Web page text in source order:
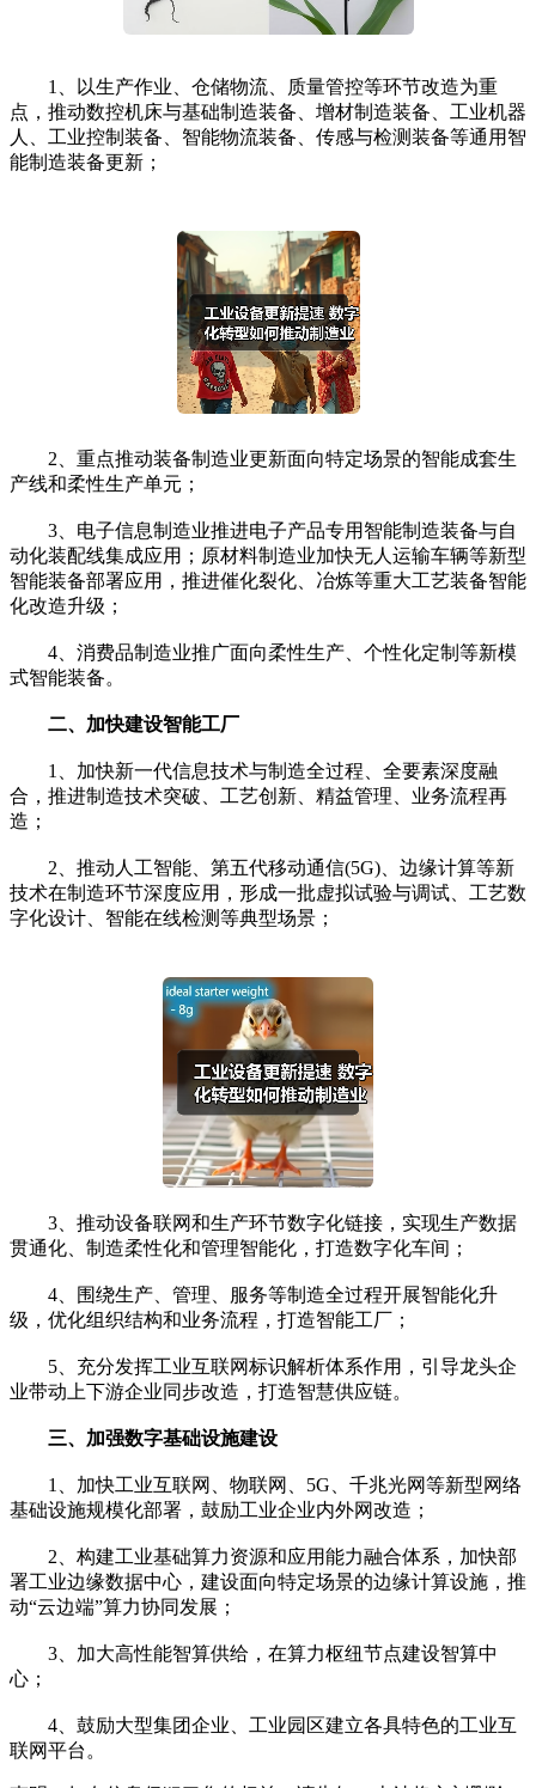
1、以生产作业、仓储物流、质量管控等环节改造为重
点，推动数控机床与基础制造装备、增材制造装备、工业机器
人、工业控制装备、智能物流装备、传感与检测装备等通用智
能制造装备更新；
2、重点推动装备制造业更新面向特定场景的智能成套生
产线和柔性生产单元；
3、电子信息制造业推进电子产品专用智能制造装备与自
动化装配线集成应用；原材料制造业加快无人运输车辆等新型
智能装备部署应用，推进催化裂化、冶炼等重大工艺装备智能
化改造升级；
4、消费品制造业推广面向柔性生产、个性化定制等新模
式智能装备。
二、加快建设智能工厂
1、加快新一代信息技术与制造全过程、全要素深度融
合，推进制造技术突破、工艺创新、精益管理、业务流程再
造；
2、推动人工智能、第五代移动通信(5G)、边缘计算等新
技术在制造环节深度应用，形成一批虚拟试验与调试、工艺数
字化设计、智能在线检测等典型场景；
3、推动设备联网和生产环节数字化链接，实现生产数据
贯通化、制造柔性化和管理智能化，打造数字化车间；
4、围绕生产、管理、服务等制造全过程开展智能化升
级，优化组织结构和业务流程，打造智能工厂；
5、充分发挥工业互联网标识解析体系作用，引导龙头企
业带动上下游企业同步改造，打造智慧供应链。
三、加强数字基础设施建设
1、加快工业互联网、物联网、5G、千兆光网等新型网络
基础设施规模化部署，鼓励工业企业内外网改造；
2、构建工业基础算力资源和应用能力融合体系，加快部
署工业边缘数据中心，建设面向特定场景的边缘计算设施，推
动“云边端”算力协同发展；
3、加大高性能智算供给，在算力枢纽节点建设智算中
心；
4、鼓励大型集团企业、工业园区建立各具特色的工业互
联网平台。